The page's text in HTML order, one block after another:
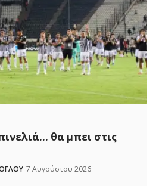
θα μπει στις
7 Αυγούστου 2026